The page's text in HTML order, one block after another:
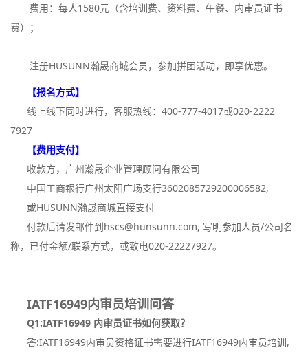
费用：每人1580元（含培训费、资料费、午餐、内审员证书
费）；
注册HUSUNN瀚晟商城会员，参加拼团活动，即享优惠。
【报名方式】
线上线下同时进行，客服热线：400-777-4017或020-2222
7927
【费用支付】
收款方，广州瀚晟企业管理顾问有限公司
中国工商银行广州太阳广场支行3602085729200006582,
或HUSUNN瀚晟商城直接支付
付款后请发邮件到hscs@hunsunn.com, 写明参加人员/公司名
称，已付金额/联系方式，或致电020-22227927。
IATF16949内审员培训问答
Q1:IATF16949 内审员证书如何获取？
答:IATF16949内审员资格证书需要进行IATF16949内审员培训,